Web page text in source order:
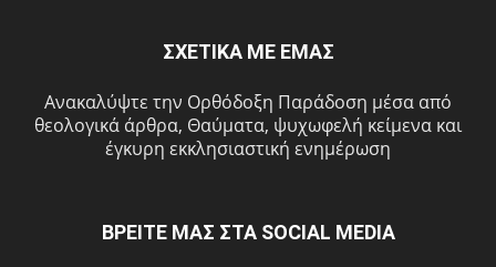
ΣΧΕΤΙΚΑ ΜΕ ΕΜΑΣ
Ανακαλύψτε την Ορθόδοξη Παράδοση μέσα από
θεολογικά άρθρα, Θαύματα, ψυχωφελή κείμενα και
έγκυρη εκκλησιαστική ενημέρωση
ΒΡΕΙΤΕ ΜΑΣ ΣΤΑ SOCIAL MEDIA